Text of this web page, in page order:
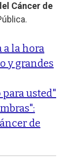
Cáncer de
a la hora
y grandes
usted"
de